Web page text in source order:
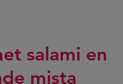
salami en
mista